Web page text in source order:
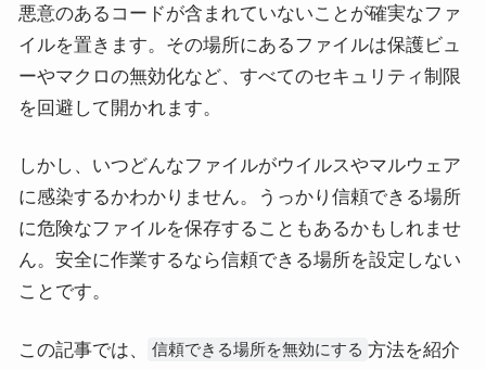
悪意のあるコードが含まれていないことが確実なファ
イルを置きます。その場所にあるファイルは保護ビュ
ーやマクロの無効化など、すべてのセキュリティ制限
を回避して開かれます。
しかし、いつどんなファイルがウイルスやマルウェア
に感染するかわかりません。うっかり信頼できる場所
に危険なファイルを保存することもあるかもしれませ
ん。安全に作業するなら信頼できる場所を設定しない
ことです。
この記事では、 信頼できる場所を無効にする 方法を紹介